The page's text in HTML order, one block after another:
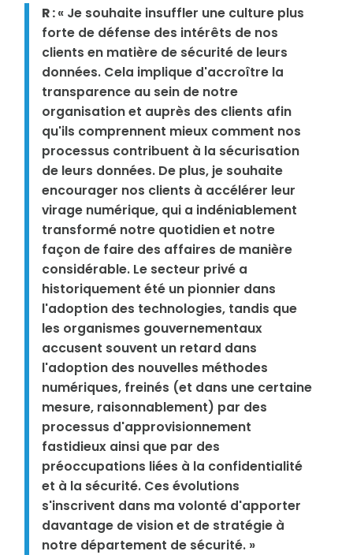
R :« Je souhaite insuffler une culture plus
forte de défense des intérêts de nos
clients en matière de sécurité de leurs
données. Cela implique d'accroître la
transparence au sein de notre
organisation et auprès des clients afin
qu'ils comprennent mieux comment nos
processus contribuent à la sécurisation
de leurs données. De plus, je souhaite
encourager nos clients à accélérer leur
virage numérique, qui a indéniablement
transformé notre quotidien et notre
façon de faire des affaires de manière
considérable. Le secteur privé a
historiquement été un pionnier dans
l'adoption des technologies, tandis que
les organismes gouvernementaux
accusent souvent un retard dans
l'adoption des nouvelles méthodes
numériques, freinés (et dans une certaine
mesure, raisonnablement) par des
processus d'approvisionnement
fastidieux ainsi que par des
préoccupations liées à la confidentialité
et à la sécurité. Ces évolutions
s'inscrivent dans ma volonté d'apporter
davantage de vision et de stratégie à
notre département de sécurité. »